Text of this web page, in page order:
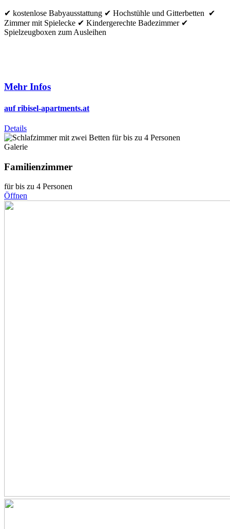
✔ kostenlose Babyausstattung ✔ Hochstühle und Gitterbetten ✔
Zimmer mit Spielecke ✔ Kindergerechte Badezimmer ✔
Spielzeugboxen zum Ausleihen
Mehr Infos
auf ribisel-apartments.at
Details
Galerie
Familienzimmer
für bis zu 4 Personen
Öffnen